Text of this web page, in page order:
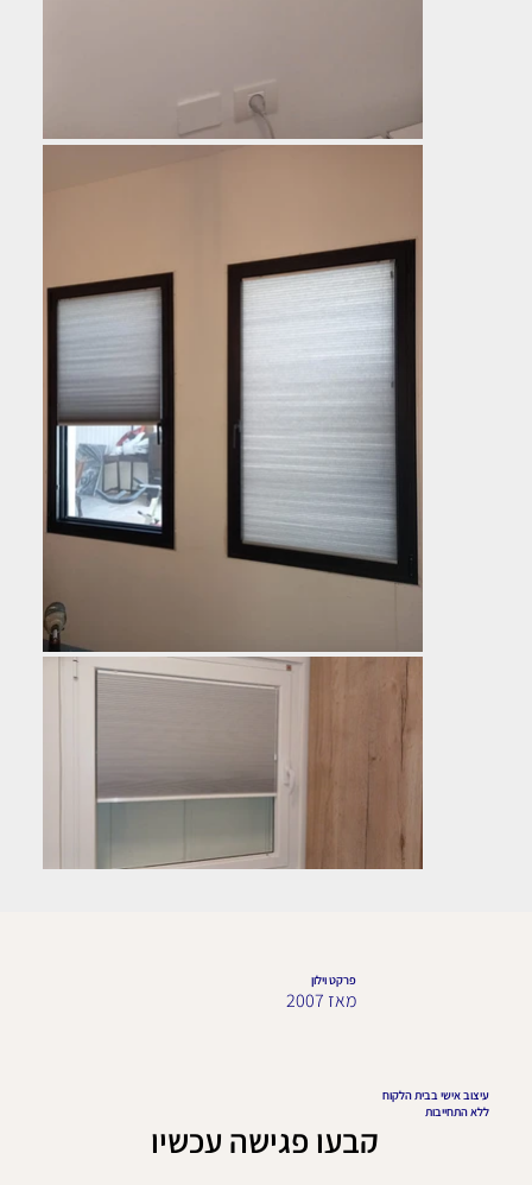
פרקט וילון
מאז 2007
עיצוב אישי בבית הלקוח
ללא התחייבות
קבעו פגישה עכשיו